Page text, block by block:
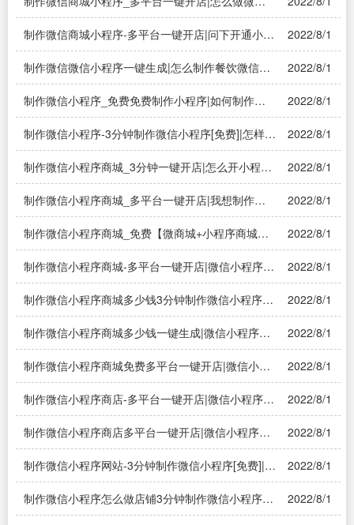
开店的小程序？
制作微信商城小程序-多平台一键开店|问下开通小程
序商城要怎么做？
2022/8/1
制作微信微信小程序一键生成|怎么制作餐饮微信小
程序？
2022/8/1
制作微信小程序_免费免费制作小程序|如何制作自
己的微信小程序
2022/8/1
制作微信小程序-3分钟制作微信小程序[免费]|怎样免
费制作微信小程序？
2022/8/1
制作微信小程序商城_3分钟一键开店|怎么开小程序
店铺？
2022/8/1
制作微信小程序商城_多平台一键开店|我想制作微
信小程序卖货，怎么操作？求指教
2022/8/1
制作微信小程序商城_免费【微商城+小程序商城
+PC商城】|做一个小程序商城有几种方法？
2022/8/1
制作微信小程序商城-多平台一键开店|微信小程序商
城怎么做？
2022/8/1
制作微信小程序商城多少钱3分钟制作微信小程序免
费|做一个微信小程序商城多少钱
2022/8/1
制作微信小程序商城多少钱一键生成|微信小程序：
做一个简单的商城小程序需要多少钱
2022/8/1
制作微信小程序商城免费多平台一键开店|微信小程
序商城怎么做？
2022/8/1
制作微信小程序商店-多平台一键开店|微信小程序分
销该怎么做
2022/8/1
制作微信小程序商店多平台一键开店|微信小程序怎
么做店铺？
2022/8/1
制作微信小程序网站-3分钟制作微信小程序[免费]|怎
样制作自己的微信小程序
2022/8/1
制作微信小程序怎么做店铺3分钟制作微信小程序免
费|如何快速的制作一款微信小程序？
2022/8/1